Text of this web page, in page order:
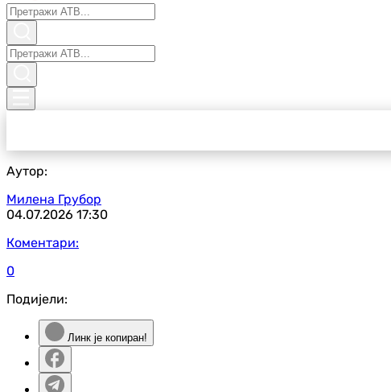
Аутор:
Милена Грубор
04.07.2026 17:30
Коментари:
0
Подијели:
Линк је копиран!